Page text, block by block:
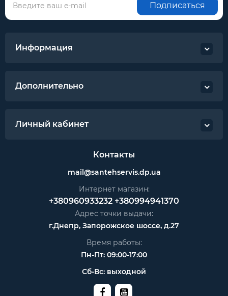
Подписаться
Информация
Дополнительно
Личный кабинет
Контакты
mail@santehservis.dp.ua
Интернет магазин:
+380960933232 +380994941370
Адрес точки выдачи:
г.Днепр, Запорожское шоссе, д.27
Время работы:
Пн-Пт: 09:00-17:00
Сб-Вс: выходной